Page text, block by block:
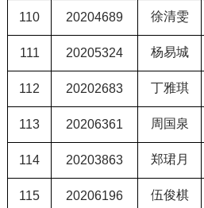
110 20204689 徐清雯
111 20205324 杨易城
112 20202683 丁雅琪
113 20206361 周国泉
114 20203863 郑珺月
115 20206196 伍俊棋